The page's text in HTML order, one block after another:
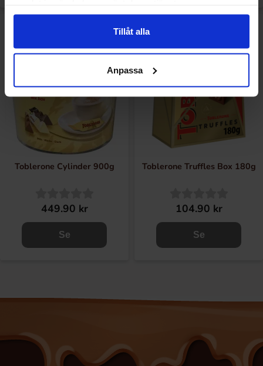
Tillåt alla
Anpassa
Toblerone Cylinder 900g
449.90 kr
Se
Toblerone Truffles Box 180g
104.90 kr
Se